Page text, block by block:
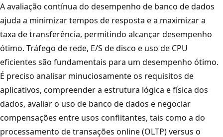
A avaliação contínua do desempenho de banco de dados
ajuda a minimizar tempos de resposta e a maximizar a
taxa de transferência, permitindo alcançar desempenho
ótimo. Tráfego de rede, E/S de disco e uso de CPU
eficientes são fundamentais para um desempenho ótimo.
É preciso analisar minuciosamente os requisitos de
aplicativos, compreender a estrutura lógica e física dos
dados, avaliar o uso de banco de dados e negociar
compensações entre usos conflitantes, tais como a do
processamento de transações online (OLTP) versus o